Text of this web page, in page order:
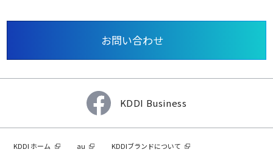
お問い合わせ
KDDI Business
KDDI ホーム au KDDIブランドについて